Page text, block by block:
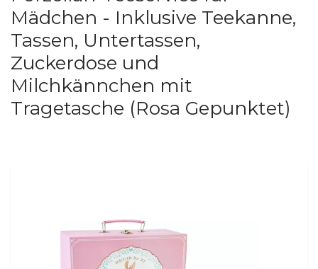
Mädchen - Inklusive Teekanne,
Tassen, Untertassen,
Zuckerdose und
Milchkännchen mit
Tragetasche (Rosa Gepunktet)